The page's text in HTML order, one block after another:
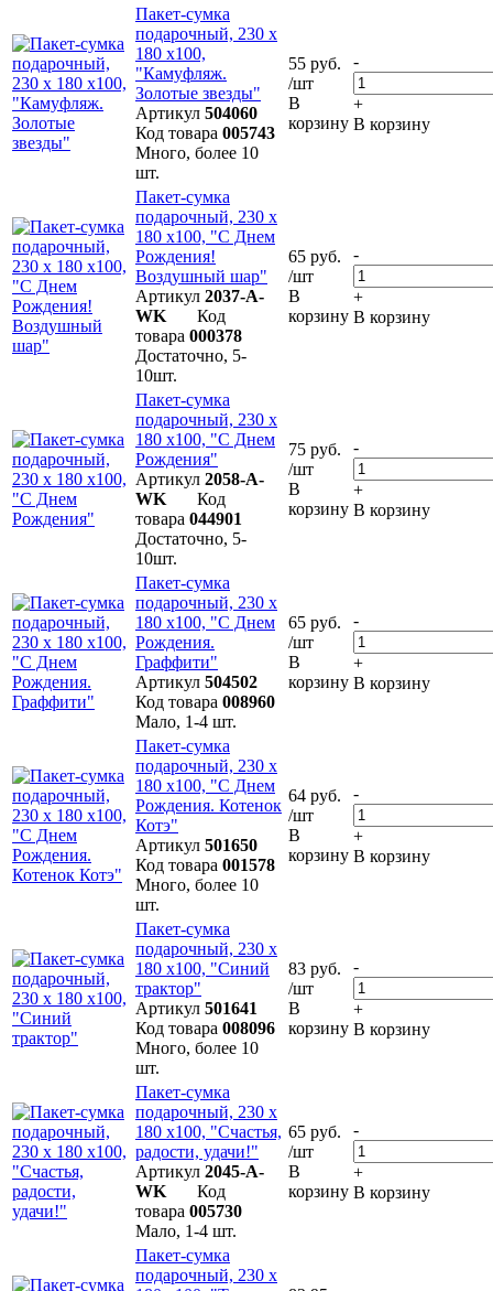
Пакет-сумка
подарочный, 230 х
180 х100,
"Камуфляж.
Золотые звезды"
Артикул 504060
Код товара 005743
Много, более 10
шт.
55 руб.
/шт
В
корзину
-
+
В корзину
Пакет-сумка
подарочный, 230 х
180 х100, "С Днем
Рождения!
Воздушный шар"
Артикул 2037-A-
WK Код
товара 000378
Достаточно, 5-
10шт.
65 руб.
/шт
В
корзину
-
+
В корзину
Пакет-сумка
подарочный, 230 х
180 х100, "С Днем
Рождения"
Артикул 2058-A-
WK Код
товара 044901
Достаточно, 5-
10шт.
75 руб.
/шт
В
корзину
-
+
В корзину
Пакет-сумка
подарочный, 230 х
180 х100, "С Днем
Рождения.
Граффити"
Артикул 504502
Код товара 008960
Мало, 1-4 шт.
65 руб.
/шт
В
корзину
-
+
В корзину
Пакет-сумка
подарочный, 230 х
180 х100, "С Днем
Рождения. Котенок
Котэ"
Артикул 501650
Код товара 001578
Много, более 10
шт.
64 руб.
/шт
В
корзину
-
+
В корзину
Пакет-сумка
подарочный, 230 х
180 х100, "Синий
трактор"
Артикул 501641
Код товара 008096
Много, более 10
шт.
83 руб.
/шт
В
корзину
-
+
В корзину
Пакет-сумка
подарочный, 230 х
180 х100, "Счастья,
радости, удачи!"
Артикул 2045-A-
WK Код
товара 005730
Мало, 1-4 шт.
65 руб.
/шт
В
корзину
-
+
В корзину
Пакет-сумка
подарочный, 230 х